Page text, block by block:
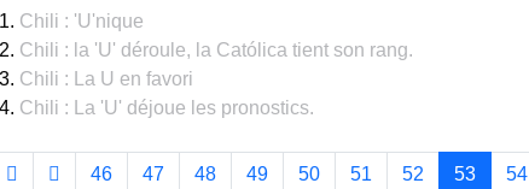
Chili : 'U'nique
Chili : la 'U' déroule, la Católica tient son rang.
Chili : La U en favori
Chili : La 'U' déjoue les pronostics.
46 47 48 49 50 51 52 53 54